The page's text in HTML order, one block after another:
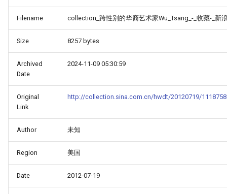
Filename collection_跨性别的华裔艺术家Wu_Tsang_-_收藏-_新
Size 8257 bytes
Archived
Date
2024-11-09 05:30:59
Original
Link
http://collection.sina.com.cn/hwdt/20120719/
Author 未知
Region 美国
Date 2012-07-19